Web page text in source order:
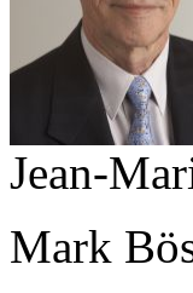
Jean-
Mark